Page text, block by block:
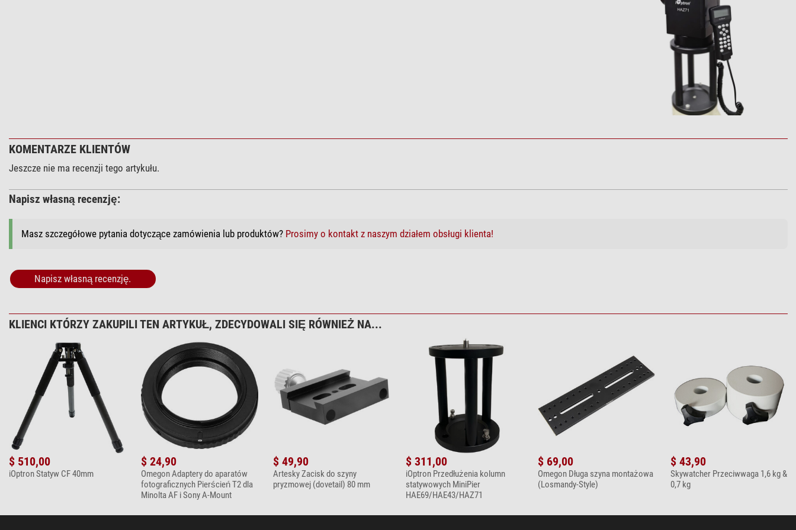
KOMENTARZE KLIENTÓW
Jeszcze nie ma recenzji tego artykułu.
Napisz własną recenzję:
Masz szczegółowe pytania dotyczące zamówienia lub produktów? Prosimy o kontakt z naszym działem obsługi klienta!
Napisz własną recenzję.
KLIENCI KTÓRZY ZAKUPILI TEN ARTYKUŁ, ZDECYDOWALI SIĘ RÓWNIEŻ NA...
$ 510,00
iOptron Statyw CF 40mm
$ 24,90
Omegon Adaptery do aparatów
fotograficznych Pierścień T2 dla
Minolta AF i Sony A-Mount
$ 49,90
Artesky Zacisk do szyny
pryzmowej (dovetail) 80 mm
$ 311,00
iOptron Przedłużenia kolumn
statywowych MiniPier
HAE69/HAE43/HAZ71
$ 69,00
Omegon Długa szyna montażowa
(Losmandy-Style)
$ 43,90
Skywatcher Przeciwwaga 1,6 kg &
0,7 kg